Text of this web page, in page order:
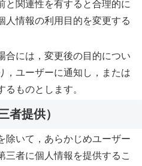
と関連性を有すると合理的に
人情報の利用目的を変更する
合には，変更後の目的につい
，ユーザーに通知し，または
ものとします。
者提供）
除いて，あらかじめユーザー
三者に個人情報を提供するこ